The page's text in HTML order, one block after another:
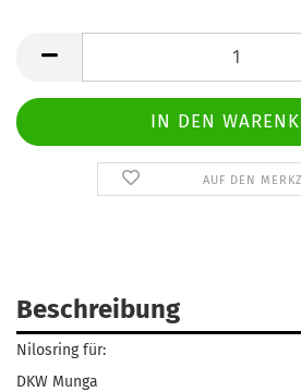
AUF DEN
Beschreibung
Nilosring für:
DKW Munga